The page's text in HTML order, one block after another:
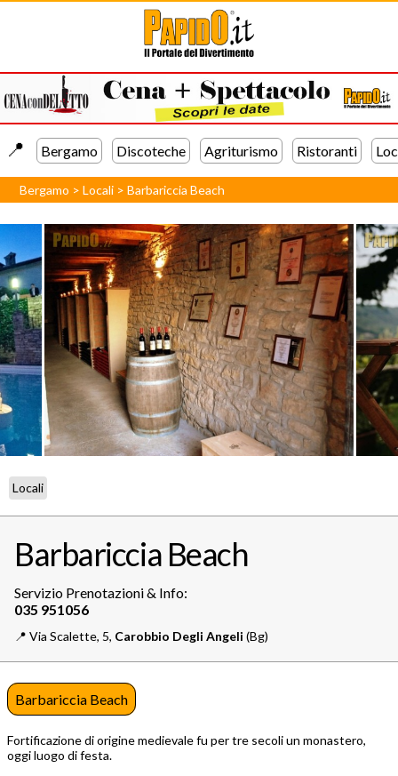
📍️ Bergamo Discoteche Agriturismo Ristoranti
Bergamo >Locali >Barbariccia Beach
Locali
Barbariccia Beach
Servizio Prenotazioni & Info:
📍️ Via Scalette, 5, Carobbio Degli Angeli (Bg)
Barbariccia Beach
Fortificazione di origine medievale fu per tre secoli un monastero,
oggi luogo di festa.